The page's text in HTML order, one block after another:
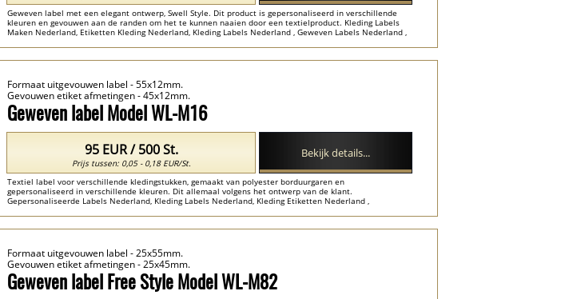
Geweven label met een elegant ontwerp, Swell Style. Dit product is gepersonaliseerd in verschillende
kleuren en gevouwen aan de randen om het te kunnen naaien door een textielproduct. Kleding Labels
Maken Nederland, Etiketten Kleding Nederland, Kleding Labels Nederland , Geweven Labels Nederland ,
Geweven label Model WL-M16
Formaat uitgevouwen label - 55x12mm.
Gevouwen etiket afmetingen - 45x12mm.
Textiel label voor verschillende kledingstukken, gemaakt van polyester borduurgaren en
gepersonaliseerd in verschillende kleuren. Dit allemaal volgens het ontwerp van de klant.
Gepersonaliseerde Labels Nederland, Kleding Labels Nederland, Kleding Etiketten Nederland ,
95 EUR / 500 St.
Prijs tussen: 0,05 - 0,18 EUR/St.
Bekijk details...
Geweven label Free Style Model WL-M82
Formaat uitgevouwen label - 25x55mm.
Gevouwen etiket afmetingen - 25x45mm.